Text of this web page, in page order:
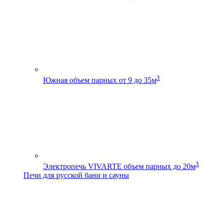
Южная объем парных от 9 до 35м3
Электропечь VIVARTE объем парных до 20м3
Печи для русской бани и сауны